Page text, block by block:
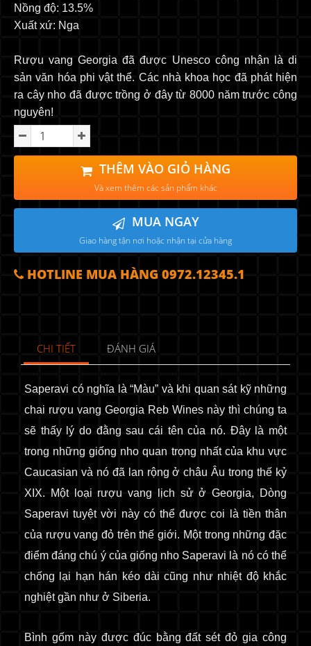
Nồng độ: 13.5%
Xuất xứ: Nga
Rượu vang Georgia đã được Unesco công nhận là di
sản văn hóa phi vật thể. Các nhà khoa học đã phát hiện
ra cây nho đã được trồng ở đây từ 8000 năm trước công
nguyên!
THÊM VÀO GIỎ HÀNG
Và xem thêm các sản phẩm khác
MUA NGAY
Giao hàng tận nơi hoặc nhận tại cửa hàng
HOTLINE MUA HÀNG 0972.12345.1
CHI TIẾT ĐÁNH GIÁ
Saperavi có nghĩa là “Màu” và khi quan sát kỹ những
chai rượu vang Georgia Reb Wines này thì chúng ta
sẽ thấy lý do đằng sau cái tên của nó. Đây là một
trong những giống nho quan trọng nhất của khu vực
Caucasian và nó đã lan rộng ở châu Âu trong thế kỷ
XIX. Một loại rượu vang lịch sử ở Georgia, Dòng
Saperavi tuyệt vời này có thể được coi là tiền thân
của rượu vang đỏ trên thế giới. Một trong những đặc
điểm đáng chú ý của giống nho Saperavi là nó có thể
chống lại hạn hán kéo dài cũng như nhiệt độ khắc
nghiệt gần như ở Siberia.
Bình gốm này được đúc bằng đất sét đỏ gia công